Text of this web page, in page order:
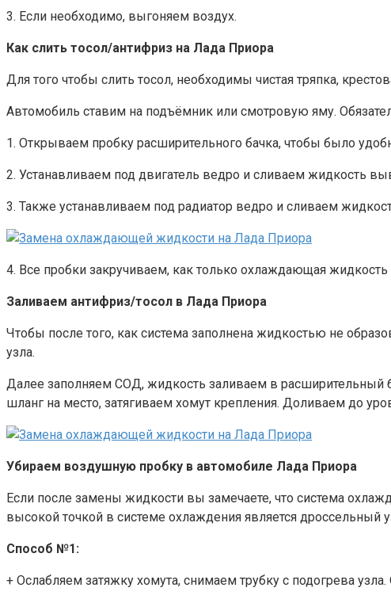
3. Если необходимо, выгоняем воздух.
Как слить тосол/антифриз на Лада Приора
Для того чтобы слить тосол, необходимы чистая тряпка,
Автомобиль ставим на подъёмник или смотровую яму.
1. Открываем пробку расширительного бачка, чтобы было
2. Устанавливаем под двигатель ведро и сливаем жидкость
3. Также устанавливаем под радиатор ведро и сливаем
4. Все пробки закручиваем, как только охлаждающая жидкость
Заливаем антифриз/тосол в Лада Приора
Чтобы после того, как система заполнена жидкостью не
узла.
Далее заполняем СОД, жидкость заливаем в расширительный
шланг на место, затягиваем хомут крепления. Доливаем до
Убираем воздушную пробку в автомобиле Лада Приора
Если после замены жидкости вы замечаете, что система
высокой точкой в системе охлаждения является дроссельный
Способ №1:
+ Ослабляем затяжку хомута, снимаем трубку с подогрева